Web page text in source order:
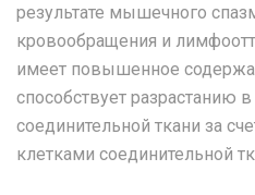
результате мышечного
кровообращения и
имеет повышенное
способствует разрастанию
соединительной ткани за
клетками соединительной